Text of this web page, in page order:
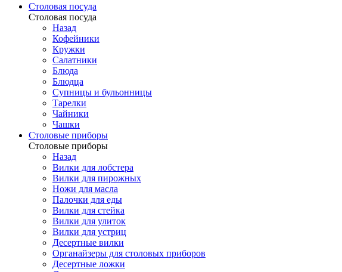
Столовая посуда
Столовая посуда
Назад
Кофейники
Кружки
Салатники
Блюда
Блюдца
Супницы и бульонницы
Тарелки
Чайники
Чашки
Cтоловые приборы
Cтоловые приборы
Назад
Вилки для лобстера
Вилки для пирожных
Ножи для масла
Палочки для еды
Вилки для стейка
Вилки для улиток
Вилки для устриц
Десертные вилки
Органайзеры для столовых приборов
Десертные ложки